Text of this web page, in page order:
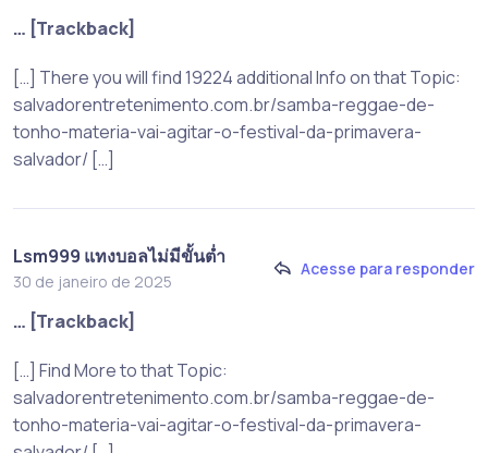
… [Trackback]
[…] There you will find 19224 additional Info on that Topic:
salvadorentretenimento.com.br/samba-reggae-de-
tonho-materia-vai-agitar-o-festival-da-primavera-
salvador/ […]
Lsm999 แทงบอลไม่มีขั้นต่ำ
30 de janeiro de 2025
Acesse para responder
… [Trackback]
[…] Find More to that Topic:
salvadorentretenimento.com.br/samba-reggae-de-
tonho-materia-vai-agitar-o-festival-da-primavera-